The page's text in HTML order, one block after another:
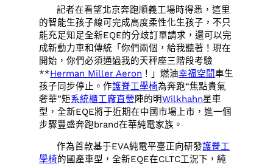
記者在看望北京奔跑順義工場時得悉，這里
的智能生孩子線可完成高度柔性化生孩子，不只
能充足知足全新EQE的分歧訂單請求，還可以完
成新動力車和傳統「你們兩個，給我聽著！現在
開始，你們必須通過我的天秤座三階段考驗
**Herman Miller Aeron ！」燃油幸福空間車生
孩子同步停止。作護脊工學椅為奔跑“焦點貴氣
奢華”矩系統櫃工廠直營陣的明Wilkhahn星車
型，全新EQE將于近期在中國市場上市，進一個
步驟豐盛奔跑brand在華純電家族。
作為首款基于EVA純電平臺正向研發護脊工
學椅的國產車型，全新EQE在CLTC工況下，純